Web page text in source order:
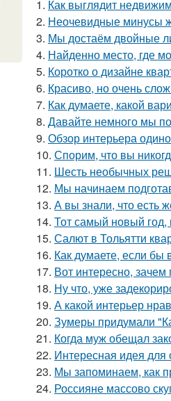
1. Как выглядит
2. Неочевидные минусы
3. Мы достаём двойные
4. Найденно место, где
5. Коротко о дизайне
6. Красиво, но очень
7. Как думаете, какой
8. Давайте немного мы
9. Обзор интерьера
10. Спорим, что вы
11. Шесть необычных
12. Мы начинаем
13. А вы знали, что есть
14. Тот самый новый год,
15. Салют в Тольятти
16. Как думаете, если бы
17. Вот интересно,
18. Ну что, уже
19. А какой интерьер
20. Зумеры придумали
21. Когда муж обещал
22. Интересная идея для
23. Мы запоминаем, как
24. Россияне массово